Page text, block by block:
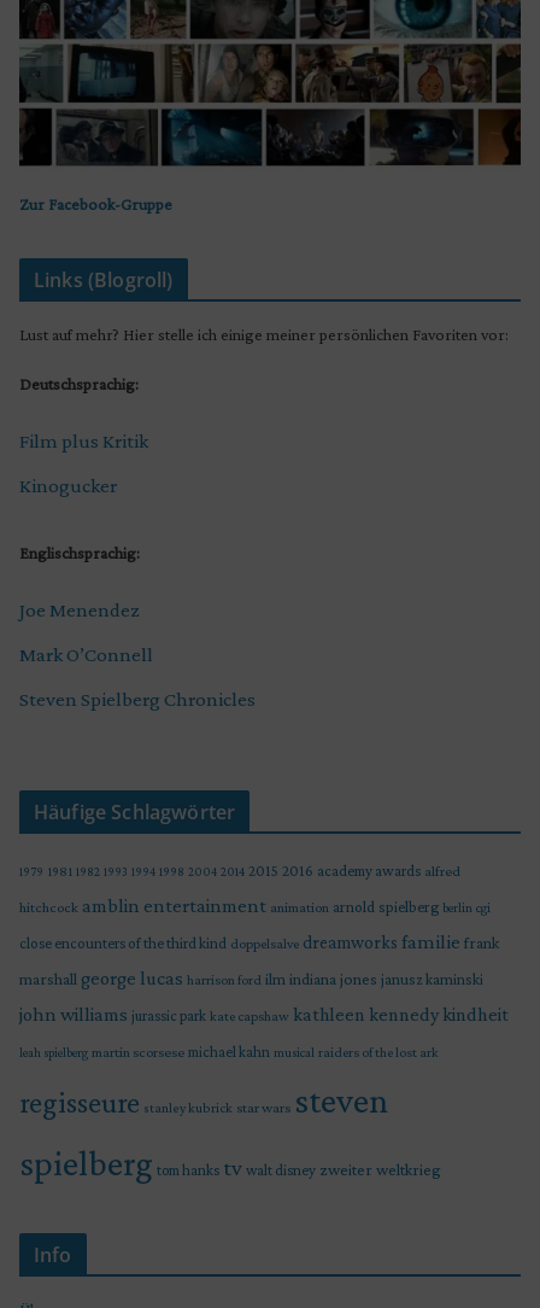
Zur Facebook-Gruppe
Links (Blogroll)
Lust auf mehr? Hier stelle ich einige meiner persönlichen Favoriten vor:
Deutschsprachig:
Film plus Kritik
Kinogucker
Englischsprachig:
Joe Menendez
Mark O’Connell
Steven Spielberg Chronicles
Häufige Schlagwörter
1979 1981 1982 1993 1994 1998 2004 2014 2015 2016 academy awards alfred
hitchcock amblin entertainment animation arnold spielberg berlin cgi
close encounters of the third kind doppelsalve dreamworks familie frank
marshall george lucas harrison ford ilm indiana jones janusz kaminski
john williams jurassic park kate capshaw kathleen kennedy kindheit
leah spielberg martin scorsese michael kahn musical raiders of the lost ark
regisseure stanley kubrick star wars steven
spielberg tom hanks tv walt disney zweiter weltkrieg
Info